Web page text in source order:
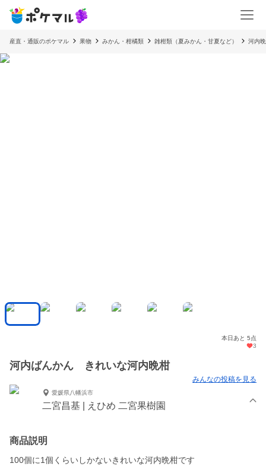
産直・通販のポケマル 果物 みかん・柑橘類 雑柑類（夏みかん・甘夏など） 河内
本日あと 5点
3
河内ばんかん きれいな河内晩柑
みんなの投稿を見る
愛媛県八幡浜市
二宮昌基 | えひめ 二宮果樹園
商品説明
100個に1個くらいしかないきれいな河内晩柑です